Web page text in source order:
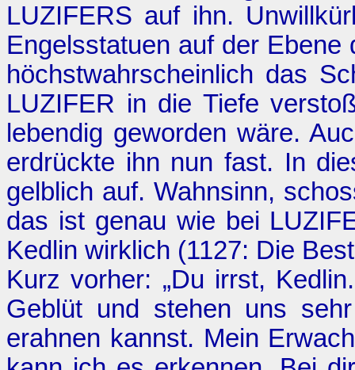
LUZIFERS auf ihn.
Engelsstatuen auf der
höchstwahrscheinlich das
LUZIFER in die Tiefe
lebendig geworden wäre.
erdrückte ihn nun fast. In
gelblich auf. Wahnsinn,
das ist genau wie bei
Kedlin wirklich (1127: Die
Kurz vorher: „Du irrst,
Geblüt und stehen uns
erahnen kannst. Mein